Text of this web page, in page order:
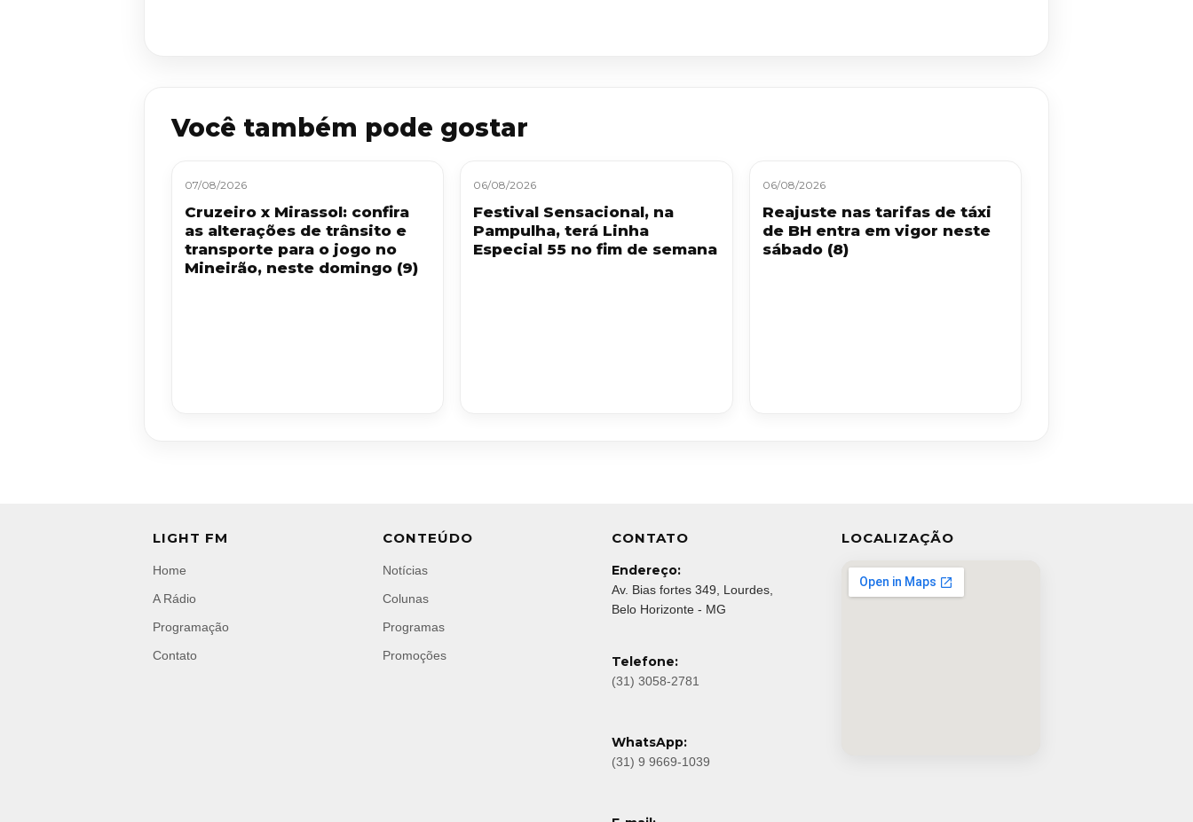
Você também pode gostar
07/08/2026
Cruzeiro x Mirassol: confira
as alterações de trânsito e
transporte para o jogo no
Mineirão, neste domingo (9)
06/08/2026
Festival Sensacional, na
Pampulha, terá Linha
Especial 55 no fim de semana
06/08/2026
Reajuste nas tarifas de táxi
de BH entra em vigor neste
sábado (8)
LIGHT FM
Home
A Rádio
Programação
Contato
CONTEÚDO
Notícias
Colunas
Programas
Promoções
CONTATO
Endereço:
Av. Bias fortes 349, Lourdes,
Belo Horizonte - MG
Telefone:
(31) 3058-2781
WhatsApp:
(31) 9 9669-1039
LOCALIZAÇÃO